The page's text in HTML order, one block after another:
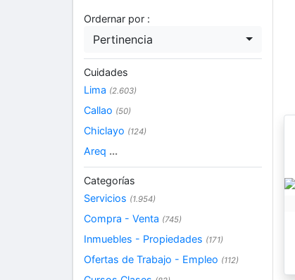
Ordernar por :
Pertinencia
Cuidades
Lima (2.603)
Callao (50)
Chiclayo (124)
Areq ...
Categorías
Servicios (1.954)
Compra - Venta (745)
Inmuebles - Propiedades (171)
Ofertas de Trabajo - Empleo (112)